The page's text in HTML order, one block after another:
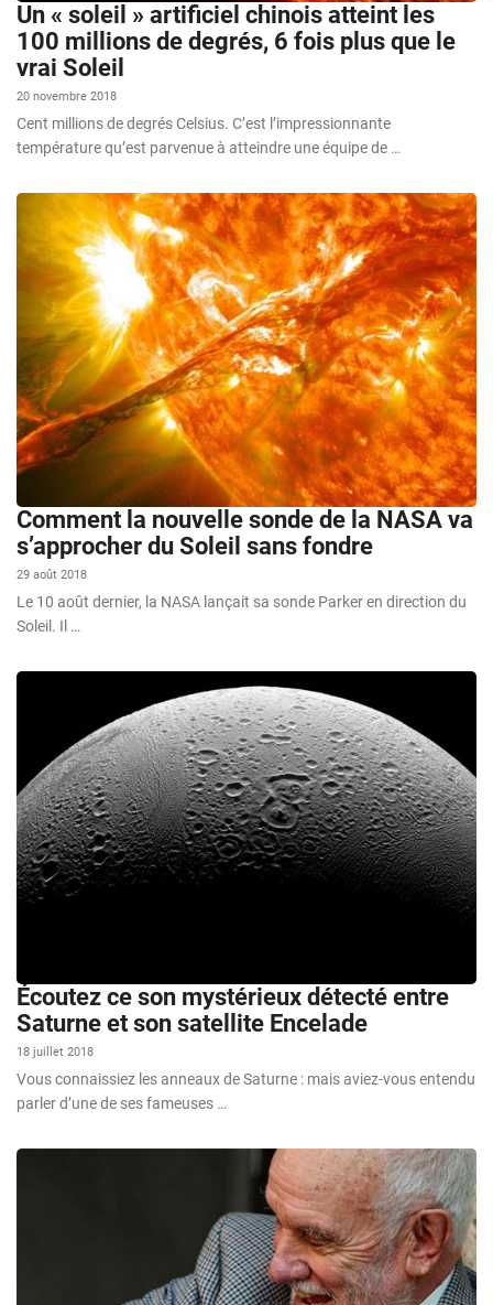
Un « soleil » artificiel chinois atteint les
100 millions de degrés, 6 fois plus que le
vrai Soleil
20 novembre 2018
Cent millions de degrés Celsius. C’est l’impressionnante
température qu’est parvenue à atteindre une équipe de …
Comment la nouvelle sonde de la NASA va
s’approcher du Soleil sans fondre
29 août 2018
Le 10 août dernier, la NASA lançait sa sonde Parker en direction du
Soleil. Il …
Écoutez ce son mystérieux détecté entre
Saturne et son satellite Encelade
18 juillet 2018
Vous connaissiez les anneaux de Saturne : mais aviez-vous entendu
parler d’une de ses fameuses …